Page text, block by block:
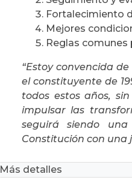
Fortalecimiento
Mejores
Reglas comunes
“Estoy convencida
el constituyente de
todos estos años,
impulsar las
seguirá siendo
Constitución con una
Más detalles